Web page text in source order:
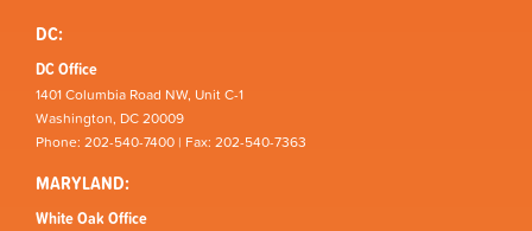
DC:
DC Office
1401 Columbia Road NW, Unit C-1
Washington, DC 20009
Phone: 202-540-7400 | Fax: 202-540-7363
MARYLAND:
White Oak Office